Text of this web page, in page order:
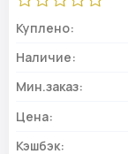
Куплено:
Наличие:
Мин.заказ:
Цена:
Кэшбэк: